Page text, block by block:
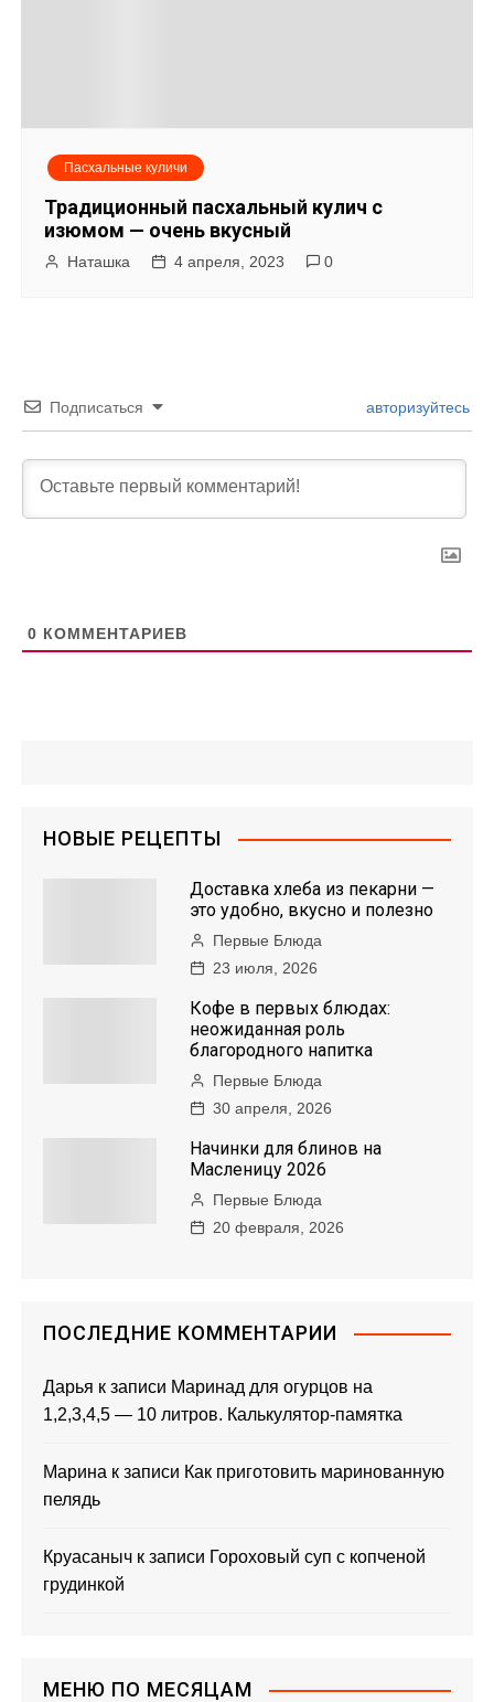
Пасхальные куличи
Традиционный пасхальный кулич с
изюмом — очень вкусный
Наташка 4 апреля, 2023 0
Подписаться авторизуйтесь
0 КОММЕНТАРИЕВ
НОВЫЕ РЕЦЕПТЫ
Доставка хлеба из пекарни —
это удобно, вкусно и полезно
Первые Блюда
23 июля, 2026
Кофе в первых блюдах:
неожиданная роль
благородного напитка
Первые Блюда
30 апреля, 2026
Начинки для блинов на
Масленицу 2026
Первые Блюда
20 февраля, 2026
ПОСЛЕДНИЕ КОММЕНТАРИИ
Дарья к записи Маринад для огурцов на
1,2,3,4,5 — 10 литров. Калькулятор-памятка
Марина к записи Как приготовить маринованную
пелядь
Круасаныч к записи Гороховый суп с копченой
грудинкой
МЕНЮ ПО МЕСЯЦАМ